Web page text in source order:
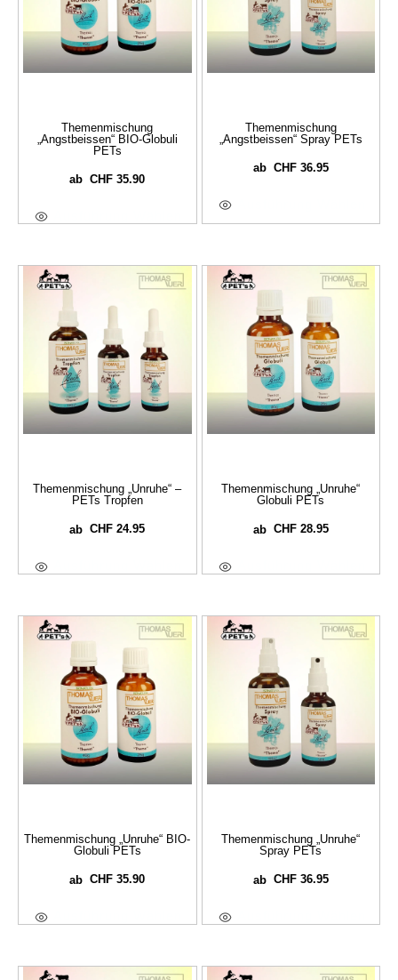
Themenmischung
„Angstbeissen“ BIO-Globuli
PETs
abCHF 35.90
Themenmischung
„Angstbeissen“ Spray PETs
ab CHF36.95
Themenmischung „Unruhe“ –
PETs Tropfen
abCHF 24.95
Themenmischung „Unruhe“
Globuli PETs
ab CHF28.95
Themenmischung „Unruhe“ BIO-
Globuli PETs
abCHF 35.90
Themenmischung „Unruhe“
Spray PETs
ab CHF36.95